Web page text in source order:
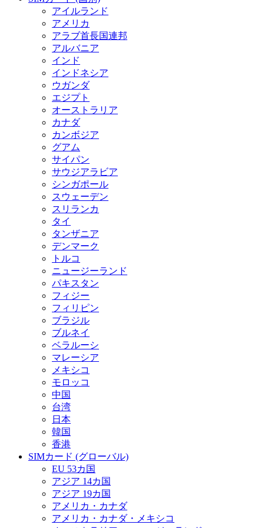
アイルランド
アメリカ
アラブ首長国連邦
アルバニア
インド
インドネシア
ウガンダ
エジプト
オーストラリア
カナダ
カンボジア
グアム
サイパン
サウジアラビア
シンガポール
スウェーデン
スリランカ
タイ
タンザニア
デンマーク
トルコ
ニュージーランド
パキスタン
フィジー
フィリピン
ブラジル
ブルネイ
ベラルーシ
マレーシア
メキシコ
モロッコ
中国
台湾
日本
韓国
香港
SIMカード (グローバル)
EU 53カ国
アジア 14カ国
アジア 19カ国
アメリカ・カナダ
アメリカ・カナダ・メキシコ